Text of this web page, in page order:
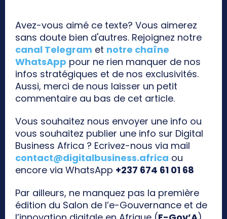
Avez-vous aimé ce texte? Vous aimerez
sans doute bien d'autres. Rejoignez notre
canal Telegram et notre chaîne
WhatsApp pour ne rien manquer de nos
infos stratégiques et de nos exclusivités.
Aussi, merci de nous laisser un petit
commentaire au bas de cet article.
Vous souhaitez nous envoyer une info ou
vous souhaitez publier une info sur Digital
Business Africa ? Ecrivez-nous via mail
contact@digitalbusiness.africa ou
encore via WhatsApp +237 674 61 01 68
Par ailleurs, ne manquez pas la première
édition du Salon de l’e-Gouvernance et de